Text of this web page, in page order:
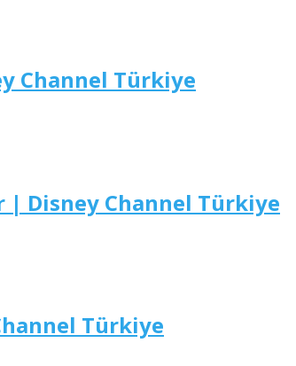
Channel Türkiye
| Disney Channel Türkiye
Türkiye